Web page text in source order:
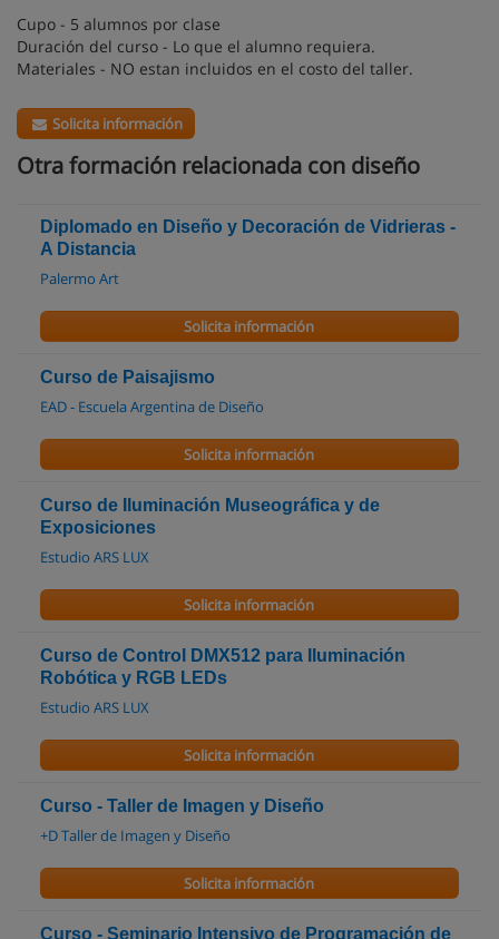
Cupo - 5 alumnos por clase
Duración del curso - Lo que el alumno requiera.
Materiales - NO estan incluidos en el costo del taller.
Solicita información
Otra formación relacionada con diseño
Diplomado en Diseño y Decoración de Vidrieras -
A Distancia
Palermo Art
Solicita información
Curso de Paisajismo
EAD - Escuela Argentina de Diseño
Solicita información
Curso de Iluminación Museográfica y de
Exposiciones
Estudio ARS LUX
Solicita información
Curso de Control DMX512 para Iluminación
Robótica y RGB LEDs
Estudio ARS LUX
Solicita información
Curso - Taller de Imagen y Diseño
+D Taller de Imagen y Diseño
Solicita información
Curso - Seminario Intensivo de Programación de